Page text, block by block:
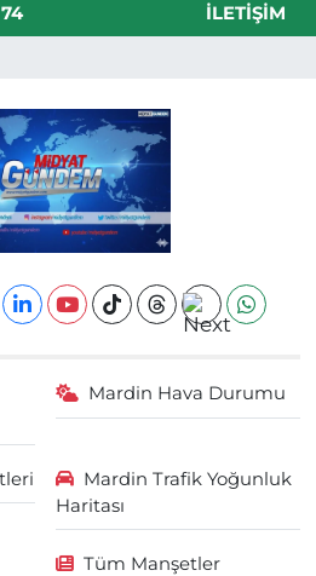
İLETIŞIM
Mardin Hava Durumu
Mardin Trafik Yoğunluk
Haritası
Tüm Manşetler